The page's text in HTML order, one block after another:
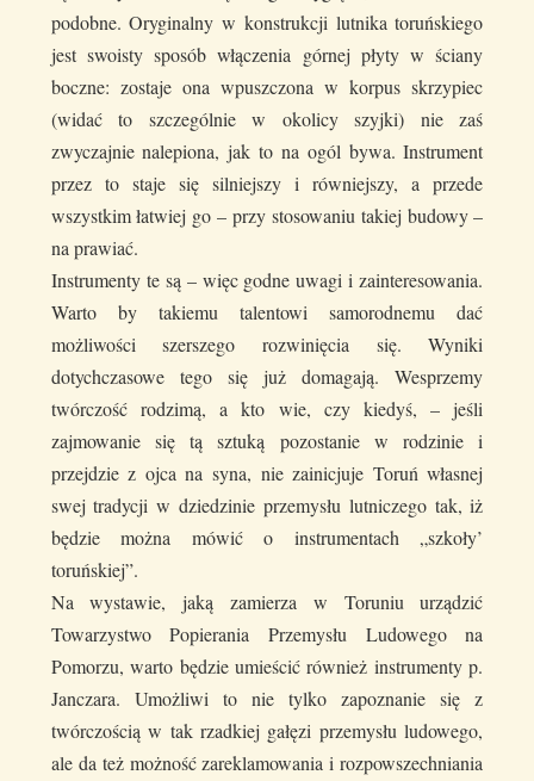
podobne. Oryginalny w konstrukcji lutnika toruńskiego
jest swoisty sposób włączenia górnej płyty w ściany
boczne: zostaje ona wpuszczona w korpus skrzypiec
(widać to szczególnie w okolicy szyjki) nie zaś
zwyczajnie nalepiona, jak to na ogól bywa. Instrument
przez to staje się silniejszy i równiejszy, a przede
wszystkim łatwiej go – przy stosowaniu takiej budowy –
na prawiać.
Instrumenty te są – więc godne uwagi i zainteresowania.
Warto by takiemu talentowi samorodnemu dać
możliwości szerszego rozwinięcia się. Wyniki
dotychczasowe tego się już domagają. Wesprzemy
twórczość rodzimą, a kto wie, czy kiedyś, – jeśli
zajmowanie się tą sztuką pozostanie w rodzinie i
przejdzie z ojca na syna, nie zainicjuje Toruń własnej
swej tradycji w dziedzinie przemysłu lutniczego tak, iż
będzie można mówić o instrumentach „szkoły’
toruńskiej”.
Na wystawie, jaką zamierza w Toruniu urządzić
Towarzystwo Popierania Przemysłu Ludowego na
Pomorzu, warto będzie umieścić również instrumenty p.
Janczara. Umożliwi to nie tylko zapoznanie się z
twórczością w tak rzadkiej gałęzi przemysłu ludowego,
ale da też możność zareklamowania i rozpowszechniania